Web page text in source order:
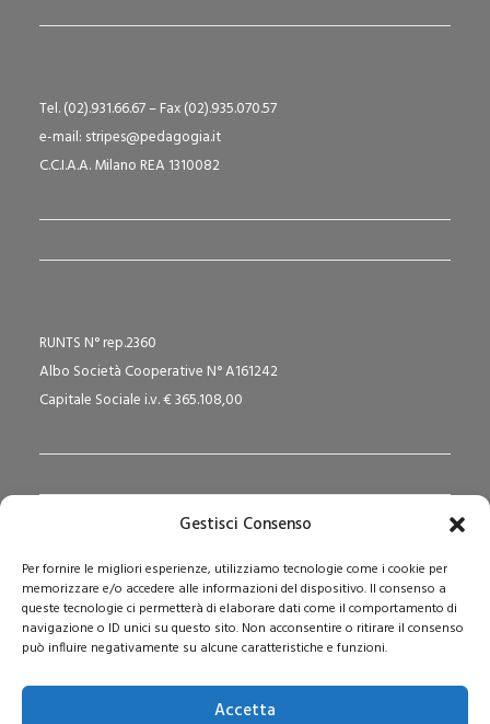
Gestisci Consenso
Per fornire le migliori esperienze, utilizziamo tecnologie come i cookie per
memorizzare e/o accedere alle informazioni del dispositivo. Il consenso a
queste tecnologie ci permetterà di elaborare dati come il comportamento di
navigazione o ID unici su questo sito. Non acconsentire o ritirare il consenso
può influire negativamente su alcune caratteristiche e funzioni.
Accetta
Tel. (02).931.66.67 – Fax (02).935.070.57
e-mail: stripes@pedagogia.it
C.C.I.A.A. Milano REA 1310082
RUNTS N° rep.2360
Albo Società Cooperative N° A161242
Capitale Sociale i.v. € 365.108,00
Via San Domenico Savio, 6 – 20017 Rho (MI)
Reg. Tribunale: n. 187 del 29/03/97 | ISSN: 1593-2259
Web:www.pedagogia.it